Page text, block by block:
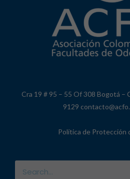
Cra 19 # 95 – 55 Of 308 Bogotá –
9129
Política de Protección